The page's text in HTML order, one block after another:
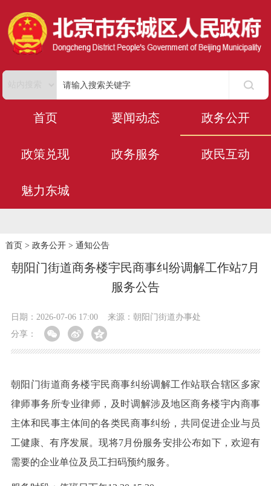
首页 要闻动态 政务公开
政策兑现 政务服务 政民互动
魅力东城
首页 > 政务公开> 通知公告
朝阳门街道商务楼宇民商事纠纷调解工作站7月
服务公告
日期：2026-07-06 17:00
来源：朝阳门街道办事处
分享：
朝阳门街道商务楼宇民商事纠纷调解工作站联合辖区多家
律师事务所专业律师，及时调解涉及地区商务楼宇内商事
主体和民事主体间的各类民商事纠纷，共同促进企业与员
工健康、有序发展。现将7月份服务安排公布如下，欢迎有
需要的企业单位及员工扫码预约服务。